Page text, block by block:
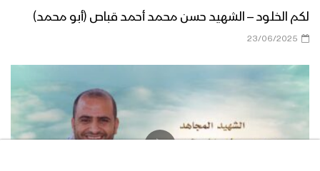
لكم الخلود – الشهيد حسن محمد أحمد قباص (أبو محمد)
23/06/2025